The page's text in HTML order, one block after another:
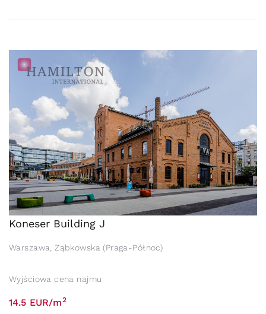
Koneser Building J
Warszawa, Ząbkowska (Praga-Północ)
Wyjściowa cena najmu
14.5 EUR/m2